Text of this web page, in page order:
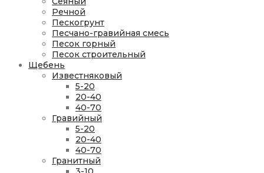
Речной
Пескогрунт
Песчано-гравийная смесь
Песок горный
Песок строительный
Щебень
Известняковый
5-20
20-40
40-70
Гравийный
5-20
20-40
40-70
Гранитный